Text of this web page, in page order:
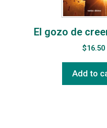
El gozo de
$16.50
Add to